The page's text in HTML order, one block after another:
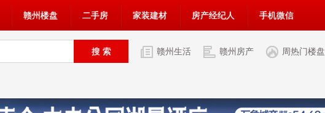
赣州楼盘 二手房 家装建材 房产经纪人 手机微信
赣州生活 赣州房产 周热门楼盘